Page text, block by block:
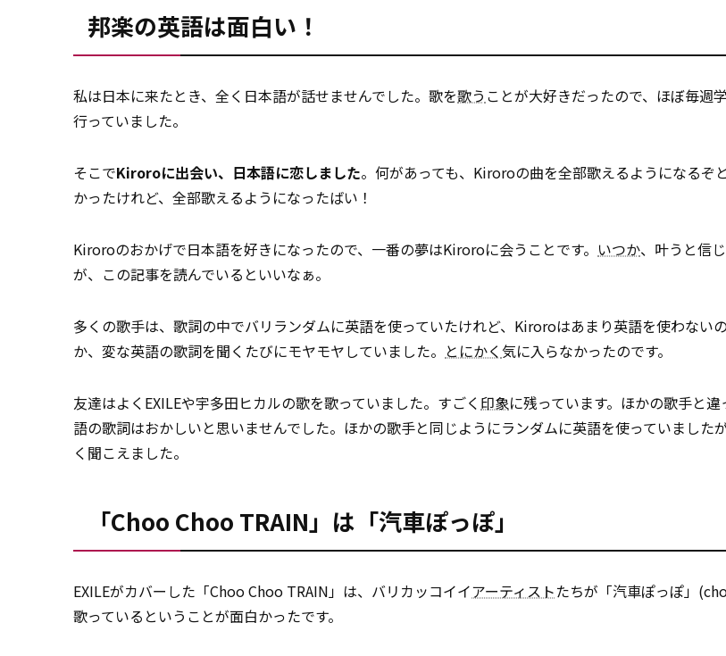
邦楽の英語は面白い！
私は日本に来たとき、全く日本語が話せませんでした。歌を歌う ことが大好きだったので、ほぼ毎週
行っていました。
そこでKiroroに出会い、日本語に恋しました。何があっても、Kiroroの曲を全部歌えるようになるぞ
かったけれど、全部歌えるようになったばい！
Kiroroのおかげで日本語を好きになったので、一番の夢はKiroroに会うことです。 いつか、叶うと信
が、この記事を読んでいるといいなぁ。
多くの歌手は、歌詞の中でバリランダムに英語を使っていたけれど、Kiroroはあまり英語を使わない
か、変な英語の歌詞を聞くたびにモヤモヤしていました。 とにかく気に入らなかったのです。
友達はよくEXILEや宇多田ヒカルの歌を歌っていました。すごく 印象に残っています。ほかの歌手と
語の歌詞はおかしいと思いませんでした。ほかの歌手と同じようにランダムに英語を使っていました
く聞こえました。
「Choo Choo TRAIN」は「汽車ぽっぽ」
EXILEがカバーした「Choo Choo TRAIN」は、バリカッコイイアーティストたちが「汽車ぽっぽ」
歌っているということが面白かったです。